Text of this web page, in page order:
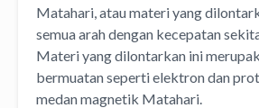
Matahari, atau materi yang
semua arah dengan kecepatan
Materi yang dilontarkan ini
bermuatan seperti elektron dan
medan magnetik Matahari.